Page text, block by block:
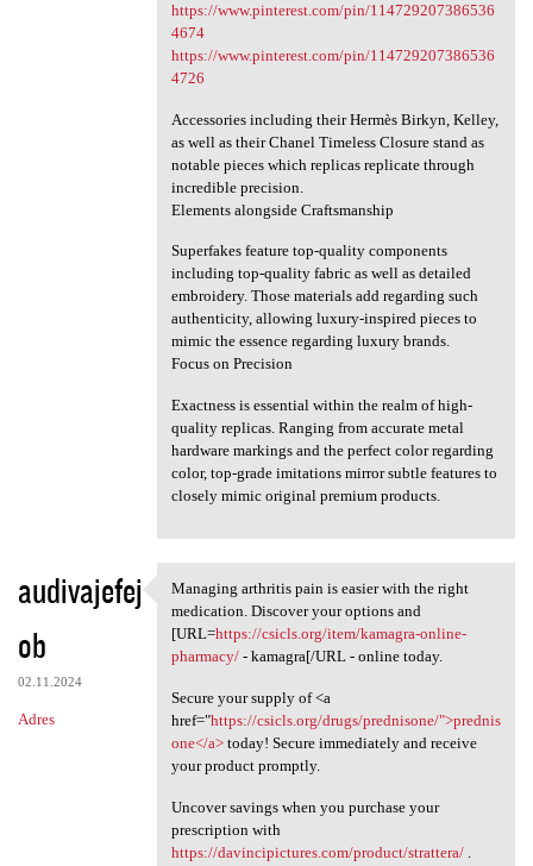
https://www.pinterest.com/pin/114729207386536
4674
https://www.pinterest.com/pin/114729207386536
4726
Accessories including their Hermès Birkyn, Kelley,
as well as their Chanel Timeless Closure stand as
notable pieces which replicas replicate through
incredible precision.
Elements alongside Craftsmanship
Superfakes feature top-quality components
including top-quality fabric as well as detailed
embroidery. Those materials add regarding such
authenticity, allowing luxury-inspired pieces to
mimic the essence regarding luxury brands.
Focus on Precision
Exactness is essential within the realm of high-
quality replicas. Ranging from accurate metal
hardware markings and the perfect color regarding
color, top-grade imitations mirror subtle features to
closely mimic original premium products.
audivajefej
ob
02.11.2024
Adres
Managing arthritis pain is
Managing arthritis pain is easier with the right
medication. Discover your options and
[URL=https://csicls.org/item/kamagra-online-
pharmacy/- kamagra[/URL - online today.
Secure your supply of <a
href="https://csicls.org/drugs/prednisone/">prednis
one</a>today! Secure immediately and receive
your product promptly.
Uncover savings when you purchase your
prescription with
https://davincipictures.com/product/strattera/.